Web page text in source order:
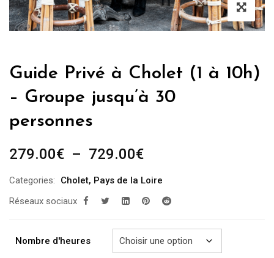
Guide Privé à Cholet (1 à 10h)
– Groupe jusqu’à 30
personnes
279.00€ – 729.00€Plage
prix :
279.00€
729.00€
Categories: Cholet, Pays de la Loire
Réseaux sociaux
Nombre d'heures